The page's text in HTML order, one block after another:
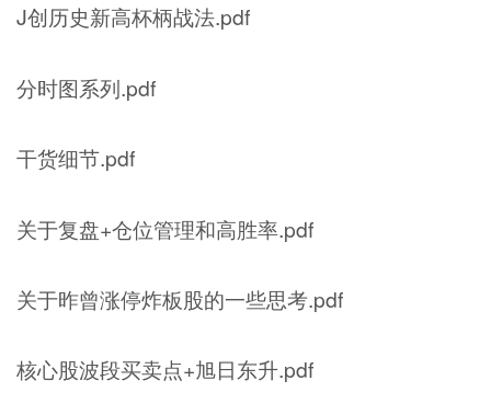
J创历史新高杯柄战法.pdf
分时图系列.pdf
干货细节.pdf
关于复盘+仓位管理和高胜率.pdf
关于昨曾涨停炸板股的一些思考.pdf
核心股波段买卖点+旭日东升.pdf